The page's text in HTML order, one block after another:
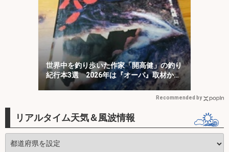
世界中を釣り歩いた作家「開高健」の釣り
紀行本3選 2026年は『オーパ』取材から
50周年
Recommended by
リアルタイム天気＆風波情報